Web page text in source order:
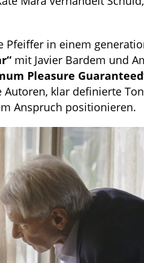
Pfeiffer in einem
mit Javier Bardem und
Pleasure
klar definierte
Anspruch positionieren.